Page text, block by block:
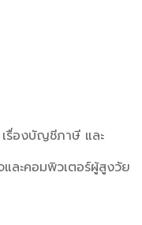
รื่องบัญชีภาษี และ
ละคอมพิวเตอร์ผู้สูงวัย